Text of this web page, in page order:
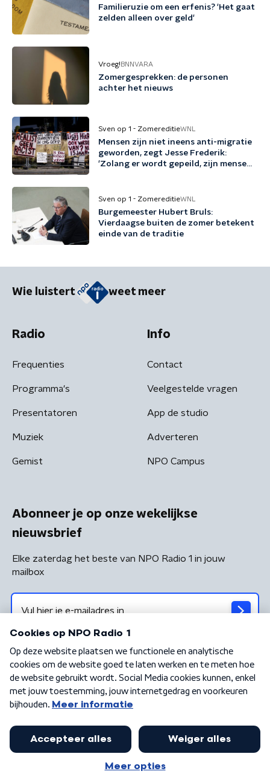
Familieruzie om een erfenis? 'Het gaat
zelden alleen over geld'
Vroeg! BNNVARA
Zomergesprekken: de personen
achter het nieuws
Sven op 1 - ZomereditieWNL
Mensen zijn niet ineens anti-migratie
geworden, zegt Jesse Frederik:
'Zolang er wordt gepeild, zijn mensen
Sven op 1 - ZomereditieWNL
Burgemeester Hubert Bruls:
Vierdaagse buiten de zomer betekent
einde van de traditie
Wie luistert weet meer
Radio
Frequenties
Programma's
Presentatoren
Muziek
Gemist
Info
Contact
Veelgestelde vragen
App de studio
Adverteren
NPO Campus
Abonneer je op onze wekelijkse
nieuwsbrief
Elke zaterdag het beste van NPO Radio 1 in jouw
mailbox
Algemene voorwaarden